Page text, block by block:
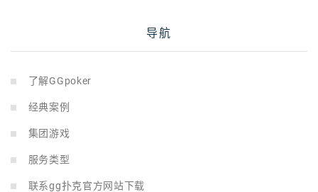
导航
了解GGpoker
经典案例
集团游戏
服务类型
联系gg扑克官方网站下载